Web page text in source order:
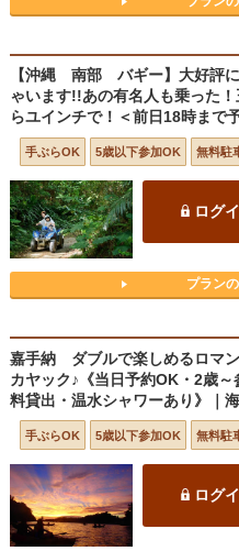
【沖縄 南部 バギー】大好評
ゃいます!!あの有名人も乗った
らユインチで！＜前日18時まで
手ぶらOK 5歳以下参加OK 無料駐
ログ
プラン
嘉手納 ダブルで楽しめるロマ
カヤック♪《当日予約OK・2歳
料貸出・温水シャワーあり》｜
手ぶらOK 5歳以下参加OK 無料駐
ログ